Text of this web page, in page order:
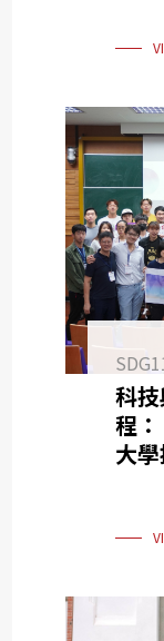
科
程
大